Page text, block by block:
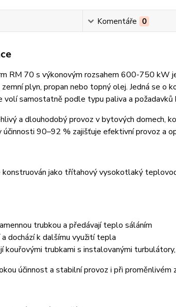
Komentáře 0
RM 70 s výkonovým rozsahem 600-750 kW
plyn, propan nebo topný olej. Jedná se o
volí samostatně podle typu paliva a požadavků
a dlouhodobý provoz v bytových domech,
účinnosti 90–92 % zajišťuje efektivní provoz a
jako třítahový vysokotlaký
trubkou a předávají teplo sáláním
dochází k dalšímu využití tepla
kouřovými trubkami s instalovanými
účinnost a stabilní provoz i při proměnlivém